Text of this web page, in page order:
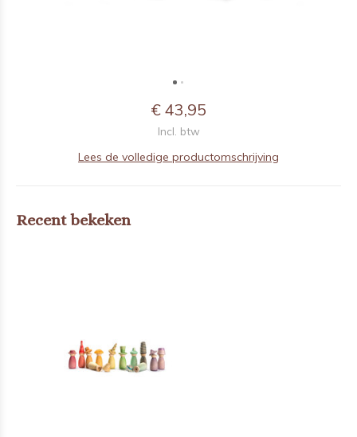
€ 43,95
Incl. btw
Lees de volledige productomschrijving
Recent bekeken